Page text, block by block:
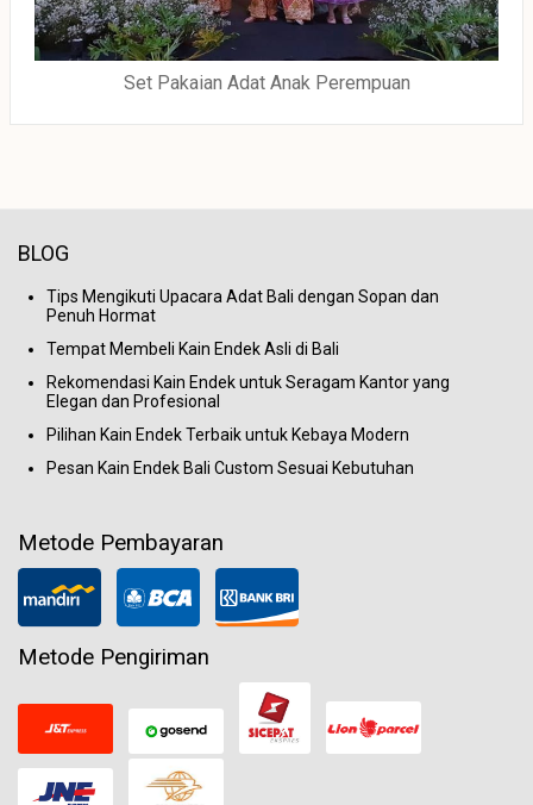
Set Pakaian Adat Anak Perempuan
BLOG
Tips Mengikuti Upacara Adat Bali dengan Sopan dan
Penuh Hormat
Tempat Membeli Kain Endek Asli di Bali
Rekomendasi Kain Endek untuk Seragam Kantor yang
Elegan dan Profesional
Pilihan Kain Endek Terbaik untuk Kebaya Modern
Pesan Kain Endek Bali Custom Sesuai Kebutuhan
Metode Pembayaran
Metode Pengiriman